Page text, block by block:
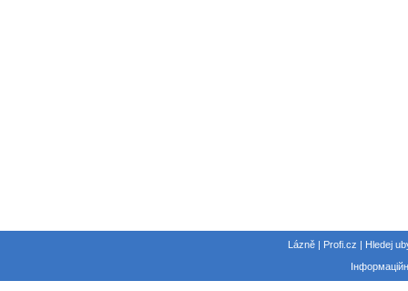
Lázně | Profi.cz | Hledej